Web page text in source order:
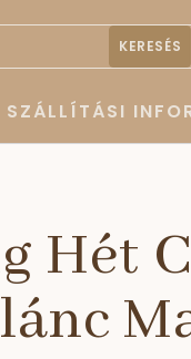
KERESÉS
SZÁLLÍTÁSI
Hét